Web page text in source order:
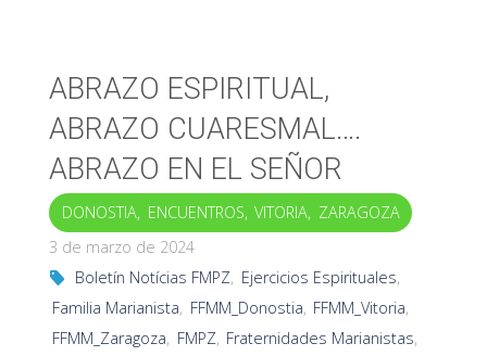
ABRAZO ESPIRITUAL,
ABRAZO CUARESMAL….
ABRAZO EN EL SEÑOR
DONOSTIA, ENCUENTROS, VITORIA, ZARAGOZA
3 de marzo de 2024
Boletín Notícias FMPZ, Ejercicios Espirituales,
Familia Marianista, FFMM_Donostia, FFMM_Vitoria,
FFMM_Zaragoza, FMPZ, Fraternidades Marianistas,